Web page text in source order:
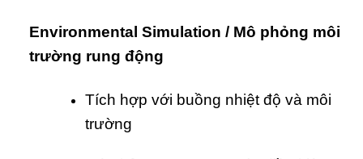
Environmental Simulation / Mô phỏng môi
trường rung động
Tích hợp với buồng nhiệt độ và môi
trường